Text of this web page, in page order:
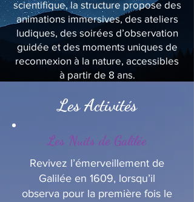
scientifique, la structure propose des
animations immersives, des ateliers
ludiques, des soirées d’observation
guidée et des moments uniques de
reconnexion à la nature, accessibles
à partir de 8 ans.
Les Activités
Les Nuits de Galilée
Revivez l’émerveillement de
Galilée en 1609, lorsqu’il
observa pour la première fois le